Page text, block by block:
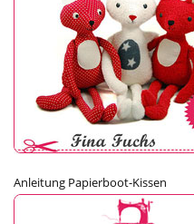
Anleitung Papierboot-Kissen